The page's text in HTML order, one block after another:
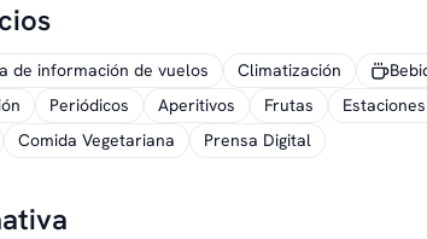
de información de vuelos Climatización
Periódicos Aperitivos Frutas
Comida Vegetariana Prensa Digital